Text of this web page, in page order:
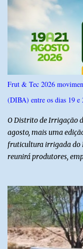
do Norte entre os dias
possui margem de erro
confiança de 95%.
Frut & Tec 2026
(DIBA) entre os dias 19 e
O Distrito de Irrigação
agosto, mais uma
fruticultura irrigada do
reunirá produtores,
instituições e
técnicas, a feira
agosto, o público
seguido de
reforça a importância